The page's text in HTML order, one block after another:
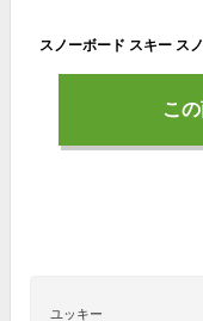
こ
ユッキー